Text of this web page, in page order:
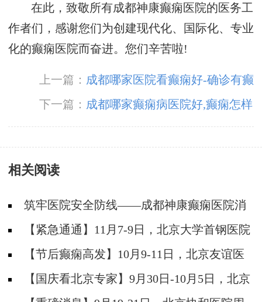
在此，致敬所有成都神康癫痫医院的医务工
作者们，感谢您们为创建现代化、国际化、专业
化的癫痫医院而奋进。您们辛苦啦!
上一篇： 成都哪家医院看癫痫好-确诊有癫
痫病怎么治好
下一篇： 成都哪家癫痫病医院好,癫痫怎样
准确诊断
相关阅读
筑牢医院安全防线——成都神康癫痫医院消
防安全培训纪实
【紧急通通】11月7-9日，北京大学首钢医院
神经内科胡颖教授亲临成都会诊，破解癫痫疑难
【节后癫痫高发】10月9-11日，北京友谊医
院陈葵博士免费会诊+治疗援助，破解癫痫难
【国庆看北京专家】9月30日-10月5日，北京